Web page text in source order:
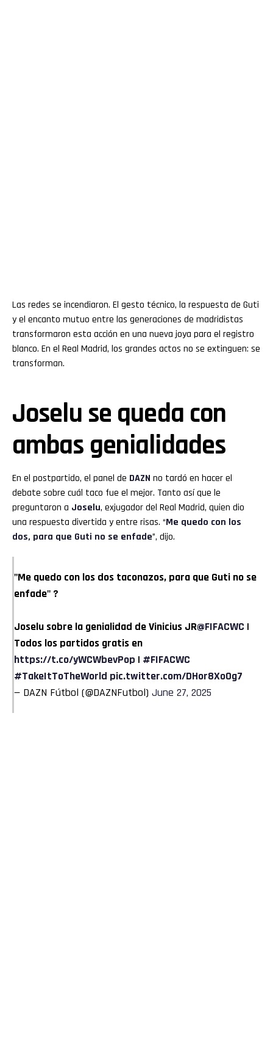
Las redes se incendiaron. El gesto técnico, la respuesta de Guti
y el encanto mutuo entre las generaciones de madridistas
transformaron esta acción en una nueva joya para el registro
blanco. En el Real Madrid, los grandes actos no se extinguen: se
transforman.
Joselu se queda con
ambas genialidades
En el postpartido, el panel de DAZN no tardó en hacer el
debate sobre cuál taco fue el mejor. Tanto así que le
preguntaron a Joselu, exjugador del Real Madrid, quien dio
una respuesta divertida y entre risas. “Me quedo con los
dos, para que Guti no se enfade”, dijo.
"Me quedo con los dos taconazos, para que Guti no se
enfade" ?
Joselu sobre la genialidad de Vinicius JR@FIFACWC |
Todos los partidos gratis en
https://t.co/yWCWbevPop | #FIFACWC
#TakeItToTheWorld pic.twitter.com/DHor8XoOg7
— DAZN Fútbol (@DAZNFutbol) June 27, 2025